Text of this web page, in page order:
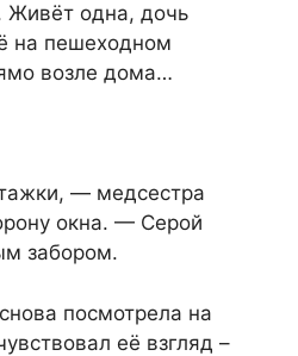
Живёт одна, дочь
на пешеходном
возле дома…
— медсестра
окна. — Серой
забором.
посмотрела на
её взгляд –